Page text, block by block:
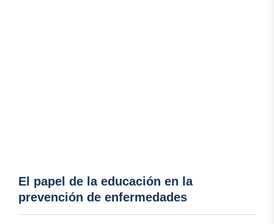
El papel de la educación en la
prevención de enfermedades